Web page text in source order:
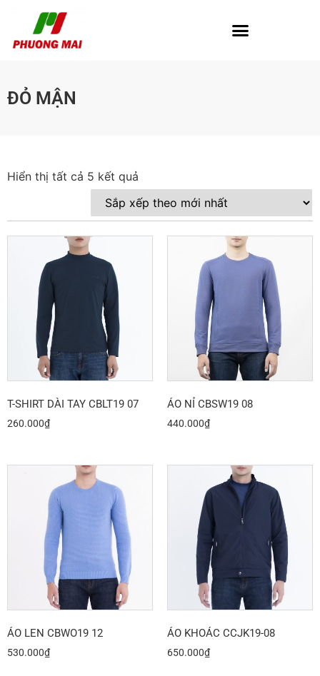
ĐỎ MẬN
Hiển thị tất cả 5 kết quả
T-SHIRT DÀI TAY CBLT19 07
260.000₫
ÁO NỈ CBSW19 08
440.000₫
ÁO LEN CBWO19 12
530.000₫
ÁO KHOÁC CCJK19-08
650.000₫